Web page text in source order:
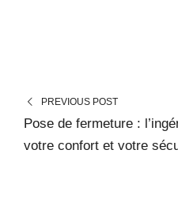
PREVIOUS POST
Pose de fermeture :
votre confort et votre